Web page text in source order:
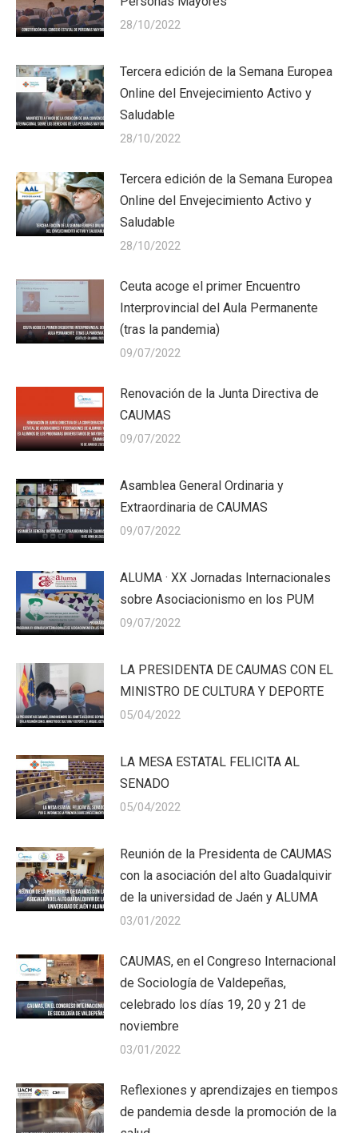
28/10/2022
Tercera edición de la Semana Europea
Online del Envejecimiento Activo y
Saludable
28/10/2022
Tercera edición de la Semana Europea
Online del Envejecimiento Activo y
Saludable
28/10/2022
Ceuta acoge el primer Encuentro
Interprovincial del Aula Permanente
(tras la pandemia)
09/07/2022
Renovación de la Junta Directiva de
CAUMAS
09/07/2022
Asamblea General Ordinaria y
Extraordinaria de CAUMAS
09/07/2022
ALUMA · XX Jornadas Internacionales
sobre Asociacionismo en los PUM
09/07/2022
LA PRESIDENTA DE CAUMAS CON EL
MINISTRO DE CULTURA Y DEPORTE
05/04/2022
LA MESA ESTATAL FELICITA AL
SENADO
05/04/2022
Reunión de la Presidenta de CAUMAS
con la asociación del alto Guadalquivir
de la universidad de Jaén y ALUMA
03/01/2022
CAUMAS, en el Congreso Internacional
de Sociología de Valdepeñas,
celebrado los días 19, 20 y 21 de
noviembre
03/01/2022
Reflexiones y aprendizajes en tiempos
de pandemia desde la promoción de la